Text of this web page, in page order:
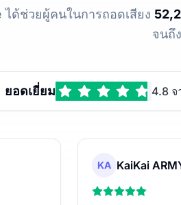
ได้ช่วยผู้คนในการถอดเสียง
จนถึ
ยอดเยี่ยม 4.8
KA KaiKai